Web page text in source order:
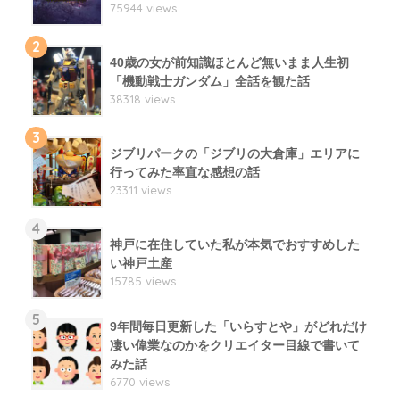
75944 views
2
40歳の女が前知識ほとんど無いまま人生初
「機動戦士ガンダム」全話を観た話
38318 views
3
ジブリパークの「ジブリの大倉庫」エリアに
行ってみた率直な感想の話
23311 views
4
神戸に在住していた私が本気でおすすめした
い神戸土産
15785 views
5
9年間毎日更新した「いらすとや」がどれだけ
凄い偉業なのかをクリエイター目線で書いて
みた話
6770 views